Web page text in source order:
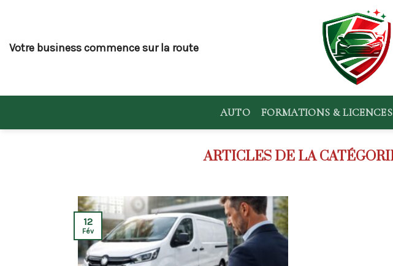
content
Votre business commence sur la route
AUTO FORMATIONS & LICENCES
12
Fév